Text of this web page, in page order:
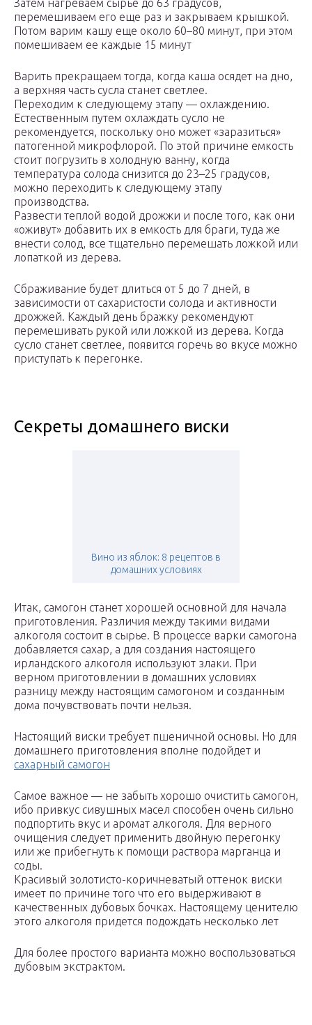
Затем нагреваем сырье до 63 градусов,
перемешиваем его еще раз и закрываем крышкой.
Потом варим кашу еще около 60–80 минут, при этом
помешиваем ее каждые 15 минут
Варить прекращаем тогда, когда каша осядет на дно,
а верхняя часть сусла станет светлее.
Переходим к следующему этапу — охлаждению.
Естественным путем охлаждать сусло не
рекомендуется, поскольку оно может «заразиться»
патогенной микрофлорой. По этой причине емкость
стоит погрузить в холодную ванну, когда
температура солода снизится до 23–25 градусов,
можно переходить к следующему этапу
производства.
Развести теплой водой дрожжи и после того, как они
«оживут» добавить их в емкость для браги, туда же
внести солод, все тщательно перемешать ложкой или
лопаткой из дерева.
Сбраживание будет длиться от 5 до 7 дней, в
зависимости от сахаристости солода и активности
дрожжей. Каждый день бражку рекомендуют
перемешивать рукой или ложкой из дерева. Когда
сусло станет светлее, появится горечь во вкусе можно
приступать к перегонке.
Секреты домашнего виски
Вино из яблок: 8 рецептов в
домашних условиях
Итак, самогон станет хорошей основной для начала
приготовления. Различия между такими видами
алкоголя состоит в сырье. В процессе варки самогона
добавляется сахар, а для создания настоящего
ирландского алкоголя используют злаки. При
верном приготовлении в домашних условиях
разницу между настоящим самогоном и созданным
дома почувствовать почти нельзя.
Настоящий виски требует пшеничной основы. Но для
домашнего приготовления вполне подойдет и
сахарный самогон
Самое важное — не забыть хорошо очистить самогон,
ибо привкус сивушных масел способен очень сильно
подпортить вкус и аромат алкоголя. Для верного
очищения следует применить двойную перегонку
или же прибегнуть к помощи раствора марганца и
соды.
Красивый золотисто-коричневатый оттенок виски
имеет по причине того что его выдерживают в
качественных дубовых бочках. Настоящему ценителю
этого алкоголя придется подождать несколько лет
Для более простого варианта можно воспользоваться
дубовым экстрактом.